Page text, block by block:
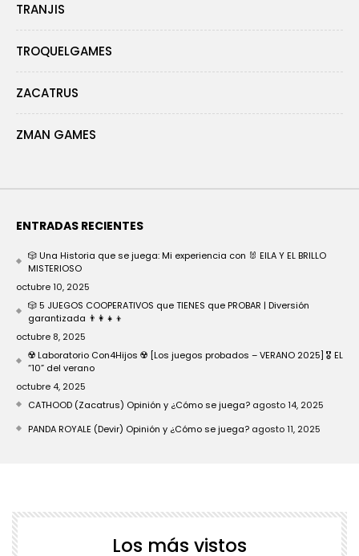
TRANJIS
TROQUELGAMES
ZACATRUS
ZMAN GAMES
ENTRADAS RECIENTES
🎲 Una Historia que se juega: Mi experiencia con 🐰 EILA Y EL BRILLO
MISTERIOSO
octubre 10, 2025
🎲 5 JUEGOS COOPERATIVOS que TIENES que PROBAR | Diversión
garantizada 👨‍👩‍👧‍👦
octubre 8, 2025
☢️ Laboratorio Con4Hijos ☢️ [Los juegos probados – VERANO 2025] 🎖️ EL
“10” del verano
octubre 4, 2025
CATHOOD (Zacatrus) Opinión y ¿Cómo se juega? agosto 14, 2025
PANDA ROYALE (Devir) Opinión y ¿Cómo se juega? agosto 11, 2025
Los más vistos